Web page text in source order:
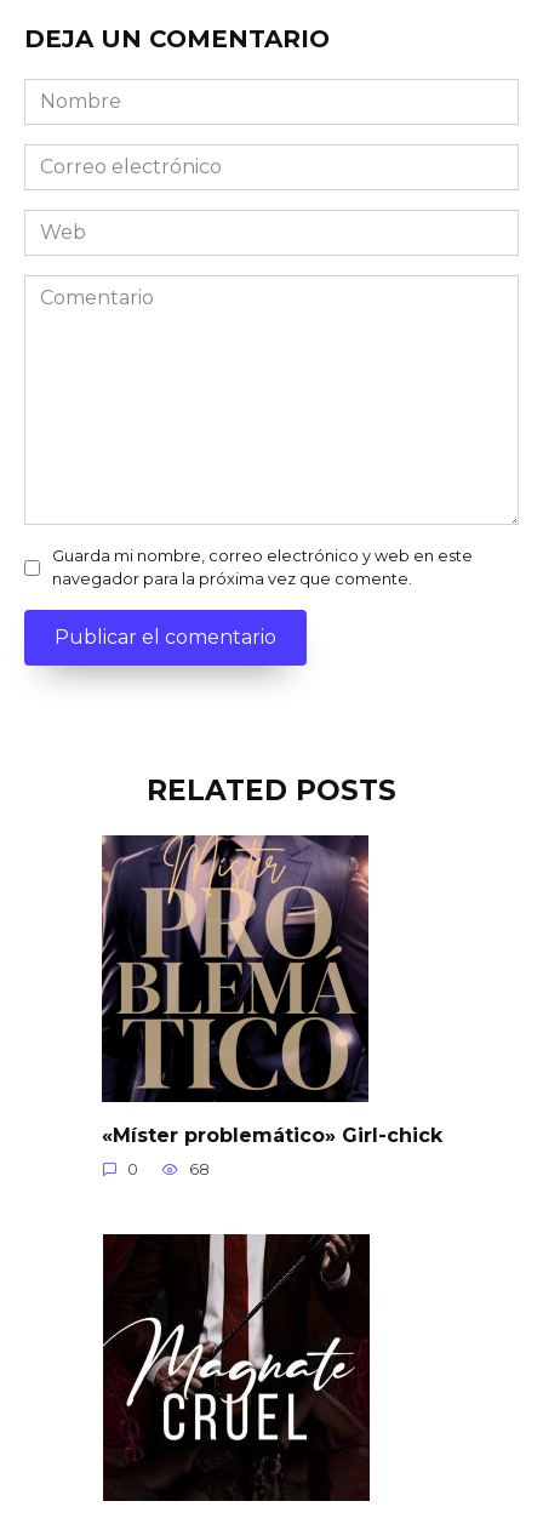
DEJA UN COMENTARIO
Nombre
Correo
electrónico
Web
Comentario
Guarda mi nombre, correo electrónico y web en este
navegador para la próxima vez que comente.
RELATED POSTS
«Míster problemático» Girl-chick
0 68